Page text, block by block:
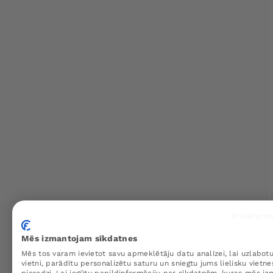
Mēs izmantojam sīkdatnes
Mēs tos varam ievietot savu apmeklētāju datu analīzei, lai
vietni, parādītu personalizētu saturu un sniegtu jums lielisku